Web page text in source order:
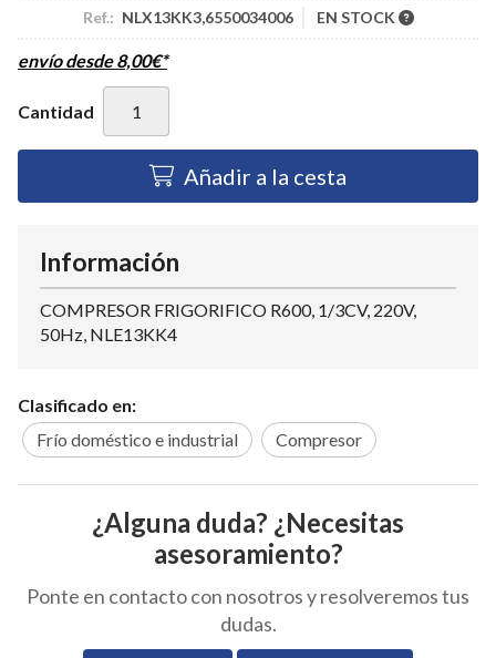
Ref.: NLX13KK3,6550034006 EN STOCK
envío desde8,00€*
Cantidad
Añadir a la cesta
Información
COMPRESOR FRIGORIFICO R600, 1/3CV, 220V,
50Hz, NLE13KK4
Clasificado en:
Frío doméstico e industrial
Compresor
¿Alguna duda? ¿Necesitas
asesoramiento?
Ponte en contacto con nosotros y resolveremos tus
dudas.